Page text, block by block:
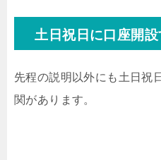
土日祝日に口座開設
先程の説明以外にも土日祝
関があります。